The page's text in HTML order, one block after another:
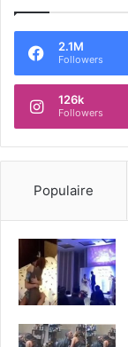
2.1M
Followers
126k
Followers
Populaire